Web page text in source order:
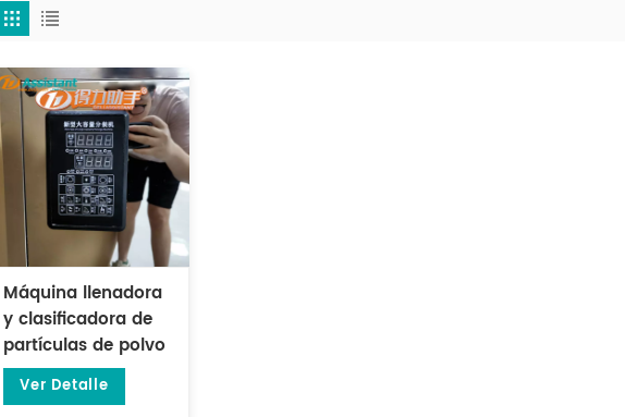
Máquina llenadora
y clasificadora de
partículas de polvo
de té
semiautomática de
Ver Detalle